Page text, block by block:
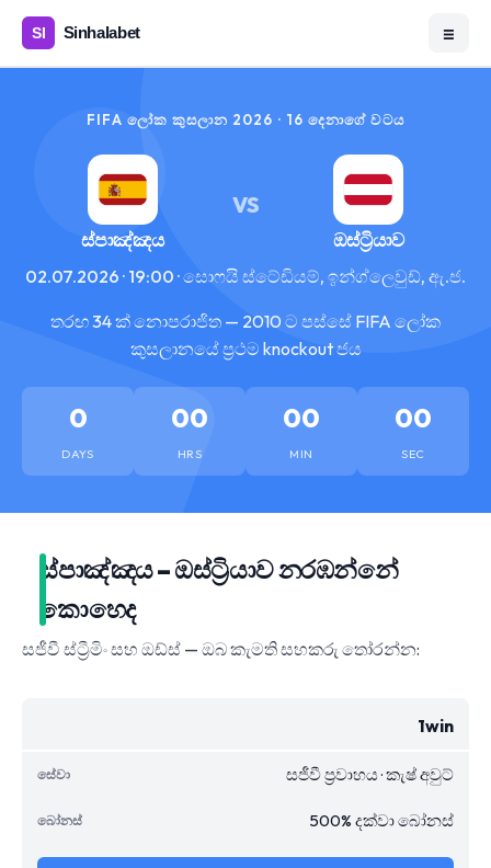
☰
FIFA ලෝක කුසලාන 2026 · 16 දෙනාගේ වටය
ස්පාඤ්ඤය
VS
ඔස්ට්‍රියාව
02.07.2026 · 19:00 · සොෆයි ස්ටේඩියම්, ඉන්ග්ලෙවුඩ්, ඇ.ජ.
තරඟ 34 ක් නොපරාජිත — 2010 ට පස්සේ FIFA ලෝක
කුසලානයේ ප්‍රථම knockout ජය
0
DAYS
00
HRS
00
MIN
00
SEC
ස්පාඤ්ඤය – ඔස්ට්‍රියාව නරඹන්නේ
කොහෙද
සජීවී ස්ට්‍රීමිං සහ ඔඩ්ස් — ඔබ කැමති සහකරු තෝරන්න:
1win
සජීවී ප්‍රවාහය · කැෂ් අවුට්
500% දක්වා බෝනස්